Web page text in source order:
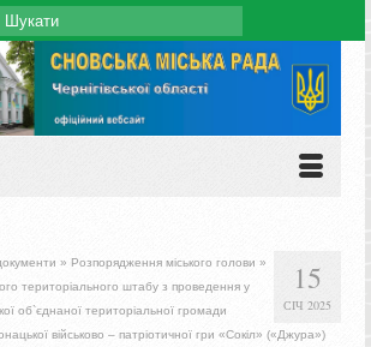
15
СІЧ 2025
» Розпорядження міського голови »
територіального штабу з проведення у
об`єднаної територіальної громади
військово – патріотичної гри «Сокіл» («Джура»)